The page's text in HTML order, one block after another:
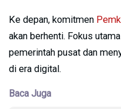
Ke depan, komitmen
akan berhenti. Fokus
pemerintah pusat dan
di era digital.
Baca Juga